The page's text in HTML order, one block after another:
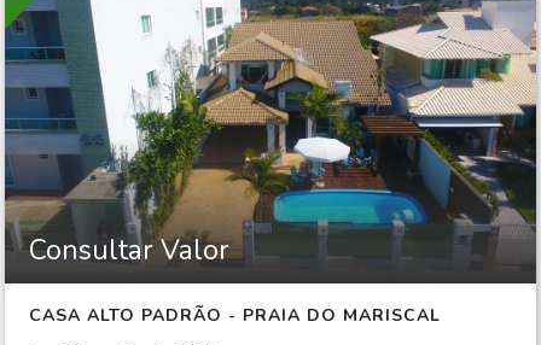
Consultar Valor
CASA ALTO PADRÃO - PRAIA DO MARISCAL